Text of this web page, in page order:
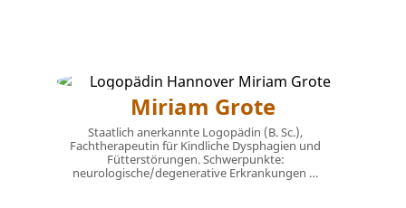
Miriam Grote
Staatlich anerkannte Logopädin (B. Sc.),
Fachtherapeutin für Kindliche Dysphagien und
Fütterstörungen. Schwerpunkte:
neurologische/degenerative Erkrankungen …